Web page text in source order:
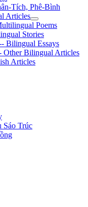
Tích, Phê-Bình
Articles
Poems
Stories
Bilingual Essays
Other Bilingual Articles
Articles
Trúc